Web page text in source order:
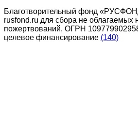
Благотворительный фонд
rusfond.ru для сбора не облагаемых
пожертвований, ОГРН
целевое финансирование (140)